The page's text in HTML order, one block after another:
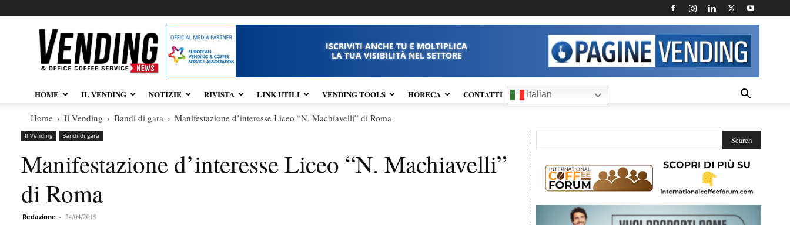
Vendingnews.it
ISCRIVITI ANCHE TU E MOLTIPLICA
LA TUA VISIBILITÀ NEL SETTORE
HOME IL VENDING NOTIZIE RIVISTA LINK UTILI VENDING TOOLS HORECA CONTATTI Italian
Home Il Vending Bandi di gara Manifestazione d’interesse Liceo “N. Machiavelli” di Roma
Il Vending Bandi di gara
Manifestazione d’interesse Liceo “N. Machiavelli”
di Roma
Redazione - 24/04/2019